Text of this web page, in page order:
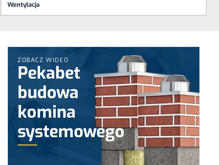
Wentylacja
ZOBACZ WIDEO
Pekabet
budowa
komina
systemowego